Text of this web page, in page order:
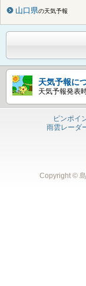
山口県の天気予報
天気予報に
天気予報発表
ピンポイ
雨雲レーダ
Copyright ©